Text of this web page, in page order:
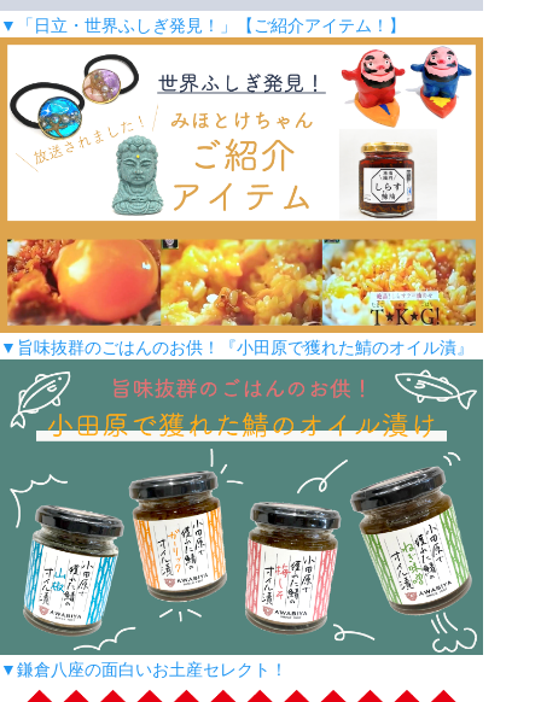
▼「日立・世界ふしぎ発見！」【ご紹介アイテム！】
▼旨味抜群のごはんのお供！『小田原で獲れた鯖のオイル漬』
▼鎌倉八座の面白いお土産セレクト！